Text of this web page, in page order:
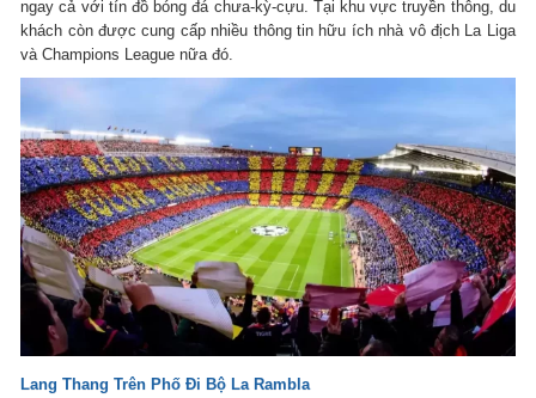
ngay cả với tín đồ bóng đá chưa-kỳ-cựu. Tại khu vực truyền thông, du
khách còn được cung cấp nhiều thông tin hữu ích nhà vô địch La Liga
và Champions League nữa đó.
Lang Thang Trên Phố Đi Bộ La Rambla